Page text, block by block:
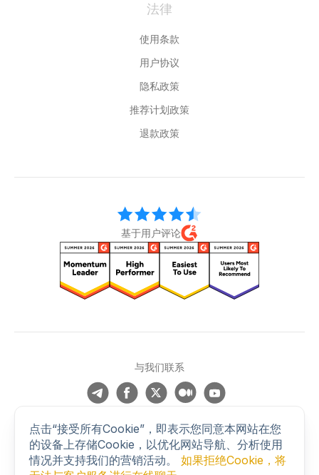
点击“接受所有Cookie”，即表示您同意本网站在您
的设备上存储Cookie，以优化网站导航、分析使用
情况并支持我们的营销活动。
如果拒绝Cookie，将
法律
使用条款
用户协议
隐私政策
推荐计划政策
退款政策
基于用户评论
© 2026 BLACKBIRD SECURE BROWSING LTD. All rights
reserved.
41 Devonshire Street, Ground Floor, London, United Kingdom,
W1G 7AJ
与我们联系